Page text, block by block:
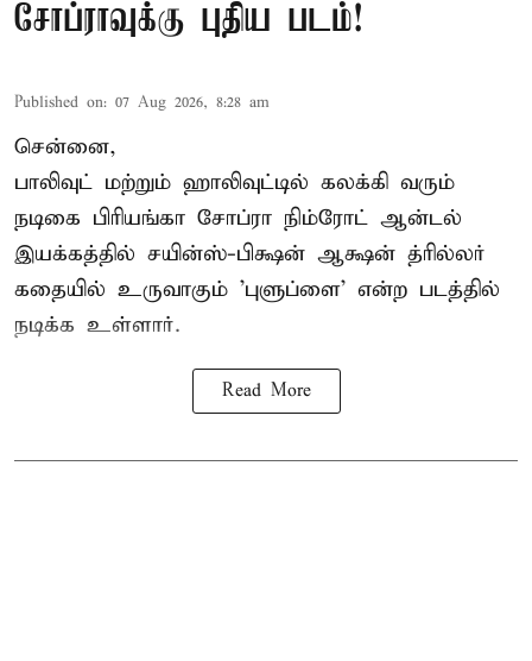
சோப்ராவுக்கு புதிய படம்!
Published on: 07 Aug 2026, 8:28 am
சென்னை,
பாலிவுட் மற்றும் ஹாலிவுட்டில் கலக்கி வரும்
நடிகை பிரியங்கா சோப்ரா நிம்ரோட் ஆன்டல்
இயக்கத்தில் சயின்ஸ்-பிக்ஷன் ஆக்ஷன் த்ரில்லர்
கதையில் உருவாகும் 'புளுப்ளை' என்ற படத்தில்
நடிக்க உள்ளார்.
Read More